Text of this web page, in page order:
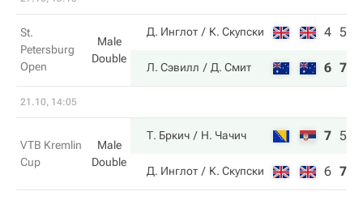
St.
Petersburg
Open
Male
Double
Д. Инглот К. Скупски 4 5
Л. Сэвилл Д. Смит 6 7
21.10, 14:05
VTB Kremlin
Cup
Male
Double
Т. Бркич Н. Чачич 7 5
Д. Инглот К. Скупски 6 7